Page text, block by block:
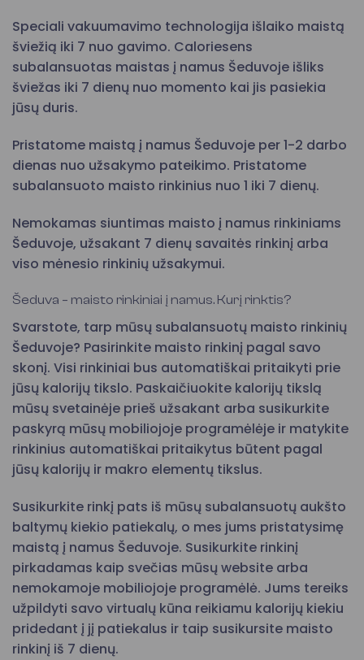
Speciali vakuumavimo technologija išlaiko maistą
šviežią iki 7 nuo gavimo. Caloriesens
subalansuotas maistas į namus Šeduvoje išliks
šviežas iki 7 dienų nuo momento kai jis pasiekia
jūsų duris.
Pristatome maistą į namus Šeduvoje per 1-2 darbo
dienas nuo užsakymo pateikimo. Pristatome
subalansuoto maisto rinkinius nuo 1 iki 7 dienų.
Nemokamas siuntimas maisto į namus rinkiniams
Šeduvoje, užsakant 7 dienų savaitės rinkinį arba
viso mėnesio rinkinių užsakymui.
Šeduva – maisto rinkiniai į namus. Kurį rinktis?
Svarstote, tarp mūsų subalansuotų maisto rinkinių
Šeduvoje? Pasirinkite maisto rinkinį pagal savo
skonį. Visi rinkiniai bus automatiškai pritaikyti prie
jūsų kalorijų tikslo. Paskaičiuokite kalorijų tikslą
mūsų svetainėje prieš užsakant arba susikurkite
paskyrą mūsų mobiliojoje programėlėje ir matykite
rinkinius automatiškai pritaikytus būtent pagal
jūsų kalorijų ir makro elementų tikslus.
Susikurkite rinkį pats iš mūsų subalansuotų aukšto
baltymų kiekio patiekalų, o mes jums pristatysimę
maistą į namus Šeduvoje. Susikurkite rinkinį
pirkadamas kaip svečias mūsų website arba
nemokamoje mobiliojoje programėlė. Jums tereiks
užpildyti savo virtualų kūna reikiamu kalorijų kiekiu
pridedant į jį patiekalus ir taip susikursite maisto
rinkinį iš 7 dienų.